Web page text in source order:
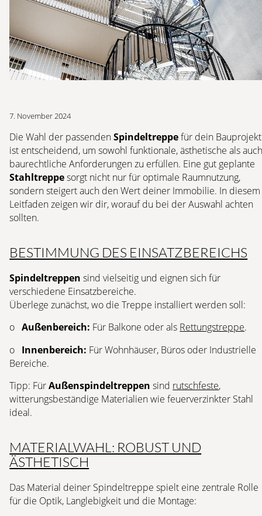
7. November 2024
Die Wahl der passendenSpindeltreppefür dein Bauprojekt
ist entscheidend, um sowohl funktionale, ästhetische als
baurechtliche Anforderungen zu erfüllen. Eine gut geplante
Stahltreppesorgt nicht nur für optimale Raumnutzung,
sondern steigert auch den Wert deiner Immobilie. In diesem
Leitfaden zeigen wir dir, worauf du bei der Auswahl achten
sollten.
BESTIMMUNG DES EINSATZBEREICHS
Spindeltreppen sind vielseitig und eignen sich für
verschiedene Einsatzbereiche.
Überlege zunächst, wo die Treppe installiert werden soll:
oAußenbereich: Für Balkone oder als Rettungstreppe.
o Innenbereich: Für Wohnhäuser, Büros oder Industrielle
Bereiche.
Tipp: FürAußenspindeltreppen sind rutschfeste,
witterungsbeständige Materialien wie feuerverzinkter Stahl
ideal.
MATERIALWAHL: ROBUST UND
ÄSTHETISCH
Das Material deiner Spindeltreppe spielt eine zentrale Rolle
für die Optik, Langlebigkeit und die Montage: